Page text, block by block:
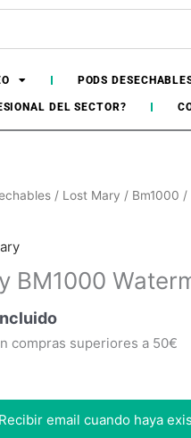
PODS
DEL SECTOR?
/ Lost Mary / Bm1000 /
BM1000
compras superiores a 50€
Recibir email cuando haya